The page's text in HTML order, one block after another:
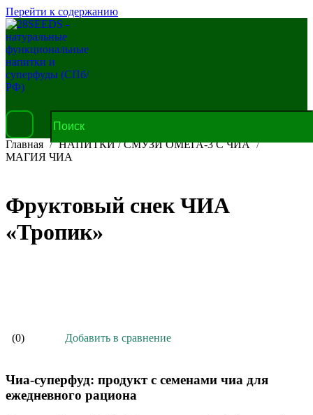
Перейти к содержанию
Главная
НАПИТКИ / СМУЗИ ОМЕГА-3 С ЧИА
МАГИЯ ЧИА
Фруктовый снек ЧИА
«Тропик»
(0) Добавить в сравнение
Чиа-суперфуд: продукт с семенами чиа для
ежедневного рациона